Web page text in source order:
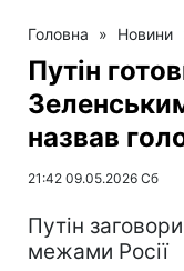
Головна » Новини
Путін
назвав
21:42 09.05.2026 Сб
Путін
межами Росії